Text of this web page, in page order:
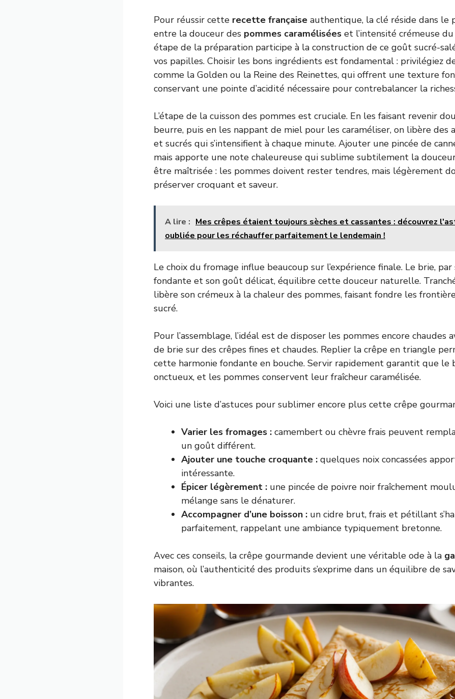
Pour réussir cette recette française authentique, la clé réside dans le
entre la douceur des pommes caramélisées et l’intensité crémeuse du
étape de la préparation participe à la construction de ce goût sucré-
vos papilles. Choisir les bons ingrédients est fondamental : privilégiez
comme la Golden ou la Reine des Reinettes, qui offrent une texture
conservant une pointe d’acidité nécessaire pour contrebalancer la
L’étape de la cuisson des pommes est cruciale. En les faisant revenir
beurre, puis en les nappant de miel pour les caraméliser, on libère des
et sucrés qui s’intensifient à chaque minute. Ajouter une pincée de
mais apporte une note chaleureuse qui sublime subtilement la
être maîtrisée : les pommes doivent rester tendres, mais légèrement
préserver croquant et saveur.
A lire : Mes crêpes étaient toujours sèches et cassantes : découvrez
oubliée pour les réchauffer parfaitement le lendemain !
Le choix du fromage influe beaucoup sur l’expérience finale. Le brie,
fondante et son goût délicat, équilibre cette douceur naturelle.
libère son crémeux à la chaleur des pommes, faisant fondre les
sucré.
Pour l’assemblage, l’idéal est de disposer les pommes encore chaudes
de brie sur des crêpes fines et chaudes. Replier la crêpe en triangle
cette harmonie fondante en bouche. Servir rapidement garantit que le
onctueux, et les pommes conservent leur fraîcheur caramélisée.
Voici une liste d’astuces pour sublimer encore plus cette crêpe
Varier les fromages : camembert ou chèvre frais peuvent
un goût différent.
Ajouter une touche croquante : quelques noix concassées
intéressante.
Épicer légèrement : une pincée de poivre noir fraîchement
mélange sans le dénaturer.
Accompagner d’une boisson : un cidre brut, frais et pétillant
parfaitement, rappelant une ambiance typiquement bretonne.
Avec ces conseils, la crêpe gourmande devient une véritable ode à la
maison, où l’authenticité des produits s’exprime dans un équilibre de
vibrantes.